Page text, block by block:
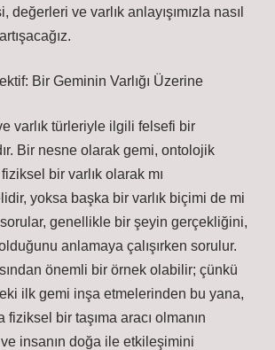
değerleri ve varlık anlayışımızla nasıl
Bir Geminin Varlığı Üzerine
varlık türleriyle ilgili felsefi bir
Bir nesne olarak gemi, ontolojik
bir varlık olarak mı
yoksa başka bir varlık biçimi de mi
genellikle bir şeyin gerçekliğini,
anlamaya çalışırken sorulur.
önemli bir örnek olabilir; çünkü
ilk gemi inşa etmelerinden bu yana,
fiziksel bir taşıma aracı olmanın
insanın doğa ile etkileşimini